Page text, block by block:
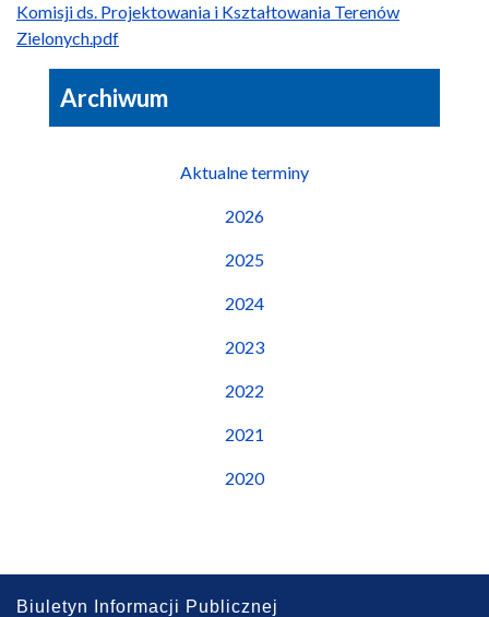
Komisji ds. Projektowania i Kształtowania Terenów
Zielonych.pdf
Archiwum
Aktualne terminy
2026
2025
2024
2023
2022
2021
2020
Biuletyn Informacji Publicznej